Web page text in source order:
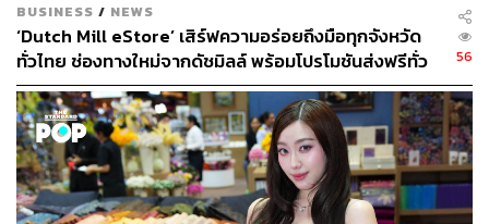
BUSINESS / NEWS
‘Dutch Mill eStore’ เสิร์ฟความอร่อยถึงมือทุกจังหวัด
ทั่วไทย ช่องทางใหม่จากดัชมิลล์ พร้อมโปรโมชันส่งฟรีทั่ว
ประเทศ ส่งไว สั่งก่อนเที่ยง ได้ของวันถัดไป ส่งสินค้าแบบ
เย็นตรงจากโรงงาน [ADVERTORIAL]
56